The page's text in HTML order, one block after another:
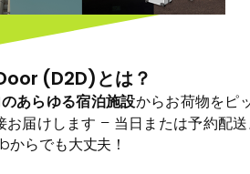
(D2D)とは？
あらゆる宿泊施設からお荷物をピ
お届けします – 当日または予約配
からでも大丈夫！